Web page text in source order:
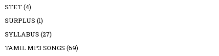
STET(4)
SURPLUS (1)
SYLLABUS (27)
TAMIL MP3 SONGS (69)